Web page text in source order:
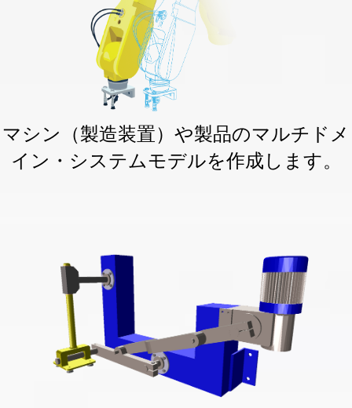
マシン（製造装置）や製品のマルチドメ
イン・システムモデルを作成します。